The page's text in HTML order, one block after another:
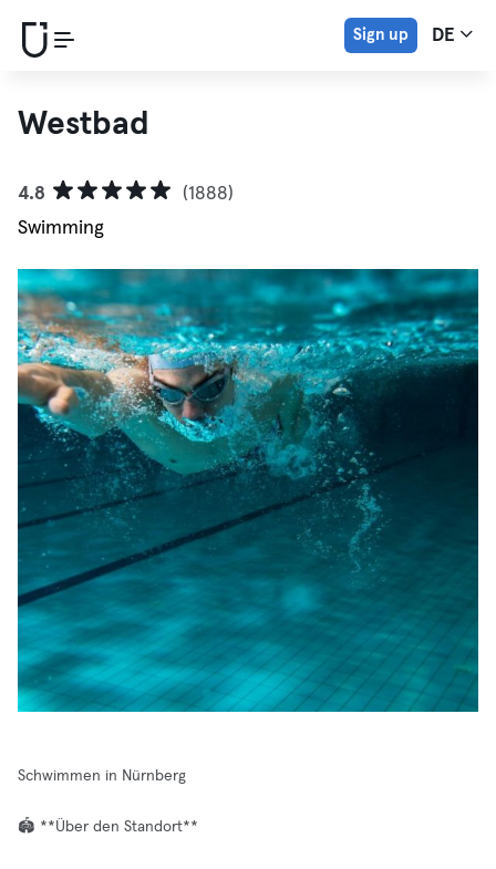
Sign up DE
Westbad
4.8
(1888)
Swimming
Schwimmen in Nürnberg
🏟️ **Über den Standort**